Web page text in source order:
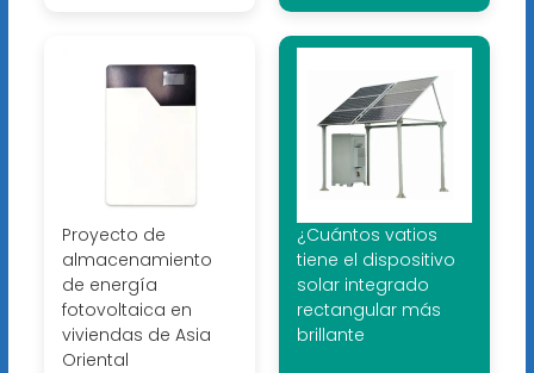
Proyecto de
almacenamiento
de energía
fotovoltaica en
viviendas de Asia
Oriental
¿Cuántos vatios
tiene el dispositivo
solar integrado
rectangular más
brillante